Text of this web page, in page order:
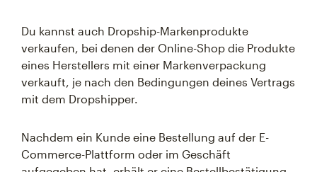
Du kannst auch Dropship-Markenprodukte
verkaufen, bei denen der Online-Shop die Produkte
eines Herstellers mit einer Markenverpackung
verkauft, je nach den Bedingungen deines Vertrags
mit dem Dropshipper.
Nachdem ein Kunde eine Bestellung auf der E-
Commerce-Plattform oder im Geschäft